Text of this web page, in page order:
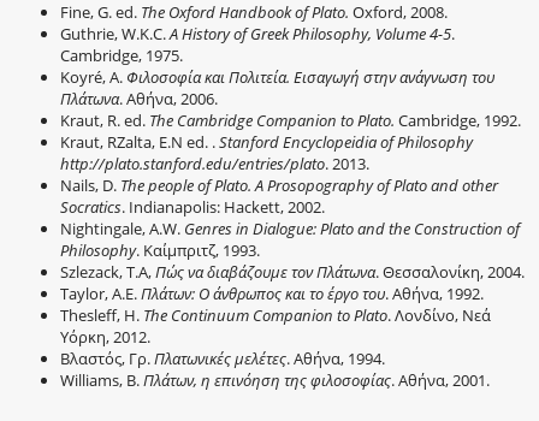
Fine, G. ed. The Oxford Handbook of Plato. Oxford, 2008.
Guthrie, W.K.C.A History of Greek Philosophy, Volume 4-5.
Cambridge, 1975.
Koyré, A. Φιλοσοφία και Πολιτεία. Εισαγωγή στην ανάγνωση του
Πλάτωνα. Αθήνα, 2006.
Kraut, R. ed. The Cambridge Companion to Plato. Cambridge, 1992.
Kraut, RZalta, E.N ed. .Stanford Encyclopeidia of Philosophy
http://plato.stanford.edu/entries/plato. 2013.
Nails, D. The people of Plato. A Prosopography of Plato and other
Socratics. Indianapolis: Hackett, 2002.
Nightingale, A.W. Genres in Dialogue: Plato and the Construction of
Philosophy. Καίμπριτζ, 1993.
Szlezack, T.A,Πώς να διαβάζουμε τον Πλάτωνα. Θεσσαλονίκη, 2004.
Taylor, A.E.Πλάτων: O άνθρωπος και το έργο του. Αθήνα, 1992.
Thesleff, H. The Continuum Companion to Plato. Λονδίνο, Νεά
Υόρκη, 2012.
Βλαστός, Γρ.Πλατωνικές μελέτες. Αθήνα, 1994.
Williams, B.Πλάτων, η επινόηση της φιλοσοφίας. Αθήνα, 2001.